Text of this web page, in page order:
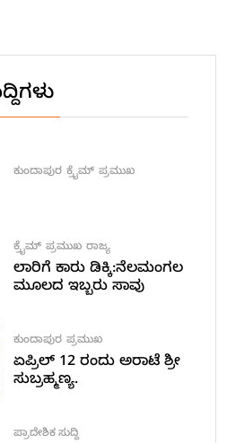
ಕುಂದಾಪುರ ಕ್ರೈಮ್ ಪ್ರಮುಖ
ಕ್ರೈಮ್ ಪ್ರಮುಖ ರಾಜ್ಯ
ಲಾರಿಗೆ ಕಾರು ಡಿಕ್ಕಿ:ನೆಲಮಂಗಲ
ಮೂಲದ ಇಬ್ಬರು ಸಾವು
ಕುಂದಾಪುರ ಪ್ರಮುಖ
ಏಪ್ರಿಲ್ 12 ರಂದು ಅರಾಟೆ ಶ್ರೀ
ಸುಬ್ರಹ್ಮಣ್ಯ.
ಪ್ರಾದೇಶಿಕ ಸುದ್ದಿ